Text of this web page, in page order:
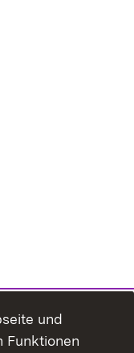
und
Funktionen